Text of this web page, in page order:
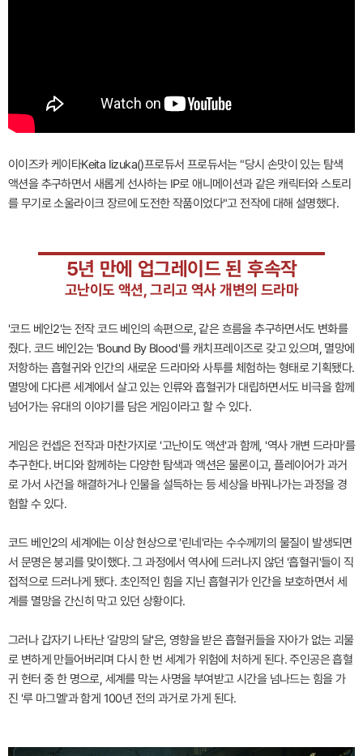
이이즈카 케이타Keita Iizuka()프로듀서 프로듀서는 "당시 손맛이 있는 탐색
액션을 추구하면서 새롭게 선사하는 IP로 애니메이션과 같은 캐릭터와 스토리
를 무기로 소울라이크 장르에 도전한 작품이었다"고 전작에 대해 설명했다.
5년 만에 업그레이드 된 후속작
고난이도 액션, 그리고 역사 개변의 드라마
'코드 베인2'는 전작 코드 베인의 속편으로, 같은 흐름을 추구하면서도 변화를
줬다. 코드 베인2는 'Bound By Blood'를 캐치프레이즈로 갖고 있으며, 멸망에
저항하는 흡혈귀와 인간의 새로운 드라마와 사투를 체험하는 형태로 기획됐다.
멸망에 다다른 세계에서 살고 있는 인류와 흡혈귀가 대립하면서도 비극을 함께
넘어가는 유대의 이야기를 담은 게임이라고 할 수 있다.
게임은 컨셉은 전작과 마찬가지로 '고난이도 액션'과 함께, '역사 개변 드라마'를
추구한다. 버디와 함께하는 다양한 탐색과 액션은 물론이고, 플레이어가 과거
로 가서 사건을 해결하거나 인물을 설득하는 등 세상을 바꿔나가는 과정을 경
험할 수 있다.
코드 베인2의 세계에는 이상 현상으로 '린네'라는 수수께끼의 물질이 발생되면
서 문명은 붕괴를 맞이했다. 그 과정에서 역사에 드러나지 않던 '흡혈귀'들이 직
접적으로 드러나게 됐다. 초인적인 힘을 지닌 흡혈귀가 인간을 보호하면서 세
계를 멸망을 간신히 막고 있던 상황이다.
그러나 갑자기 나타난 '갈망의 달'은, 영향을 받은 흡혈귀들을 자아가 없는 괴물
로 변하게 만들어버리며 다시 한 번 세계가 위험에 처하게 된다. 주인공은 흡혈
귀 헌터 중 한 명으로, 세계를 막는 사명을 부여받고 시간을 넘나드는 힘을 가
진 '루 마그멜'과 함게 100년 전의 과거로 가게 된다.